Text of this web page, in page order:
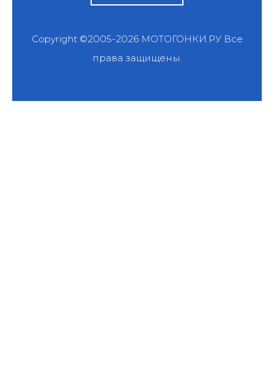
Copyright ©2005-2026 МОТОГОНКИ.РУВсе
права защищены.